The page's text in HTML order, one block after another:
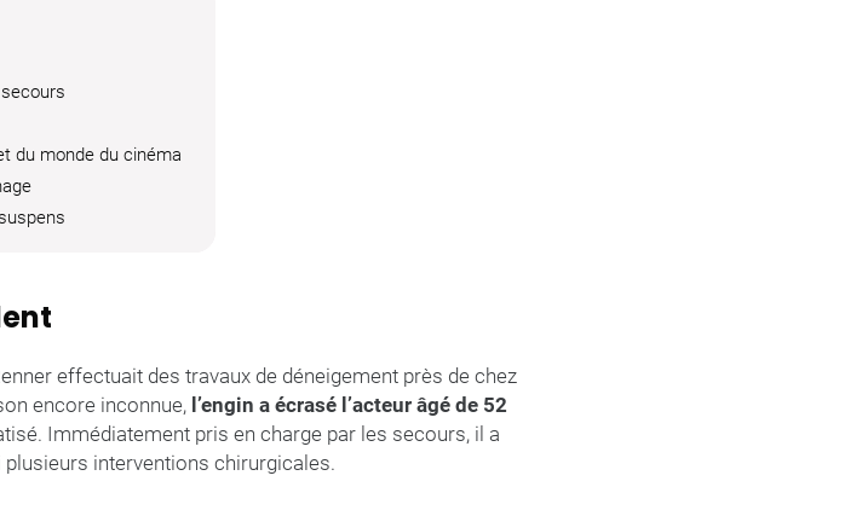
du monde du cinéma
effectuait des travaux de déneigement près de chez
encore inconnue, l’engin a écrasé l’acteur âgé de 52
Immédiatement pris en charge par les secours, il a
interventions chirurgicales.